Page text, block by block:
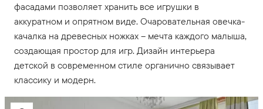
фасадами позволяет хранить все игрушки в
аккуратном и опрятном виде. Очаровательная овечка-
качалка на древесных ножках – мечта каждого малыша,
создающая простор для игр. Дизайн интерьера
детской в современном стиле органично связывает
классику и модерн.